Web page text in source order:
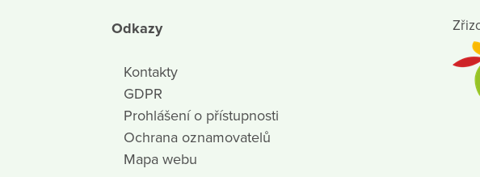
Odkazy
Kontakty
GDPR
Prohlášení o přístupnosti
Ochrana oznamovatelů
Mapa webu